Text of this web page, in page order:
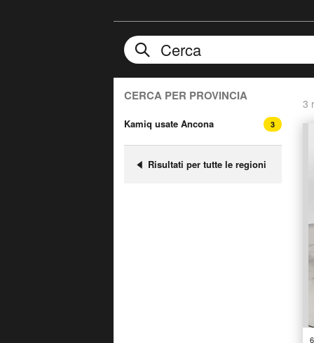
CERCA PER PROVINCIA
Kamiq usate Ancona 3
Risultati per tutte le regioni
3